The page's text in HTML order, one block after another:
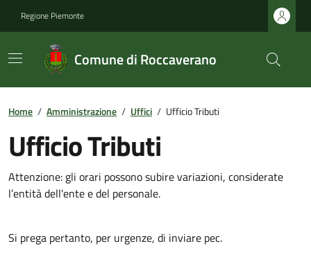
Regione Piemonte
Comune di Roccaverano
Home / Amministrazione / Uffici / Ufficio Tributi
Ufficio Tributi
Attenzione: gli orari possono subire variazioni, considerate
l’entità dell'ente e del personale.
Si prega pertanto, per urgenze, di inviare pec.